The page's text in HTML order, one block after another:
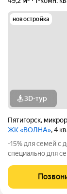
новостройка
3D-тур
Пятигорск,
ЖК «ВОЛНА», 4
-15% для семей с
специально для
счастливые
нашей «Волны»